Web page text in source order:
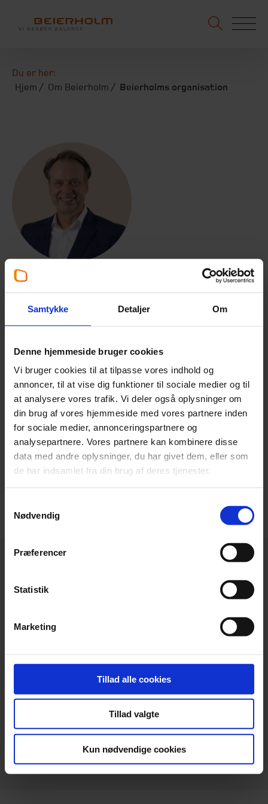
Samtykke Detaljer Om
Denne hjemmeside bruger cookies
Vi bruger cookies til at tilpasse vores indhold og
annoncer, til at vise dig funktioner til sociale medier og til
at analysere vores trafik. Vi deler også oplysninger om
din brug af vores hjemmeside med vores partnere inden
for sociale medier, annonceringspartnere og
analysepartnere. Vores partnere kan kombinere disse
data med andre oplysninger, du har givet dem, eller som
de har indsamlet fra din brug af deres tjenester.
Nødvendig
Præferencer
Statistik
Marketing
Tillad alle cookies
Tillad valgte
Kun nødvendige cookies
Du er her:
Hjem
Om Beierholm Beierholms organisation
Claus Meldgaard
Partner,Registreret revisor
clme@beierholm.dk
Arbejder her:
Revisor Brøndby
Telefon:+45 43 55 05 05
Email:broendby@beierholm.dk
Park Allé 295, 2. sal
DK-2605 Brøndby
DK-9220 Aalborg Ø
Telefax:+45 96 34 79 30
info@beierholm.dk